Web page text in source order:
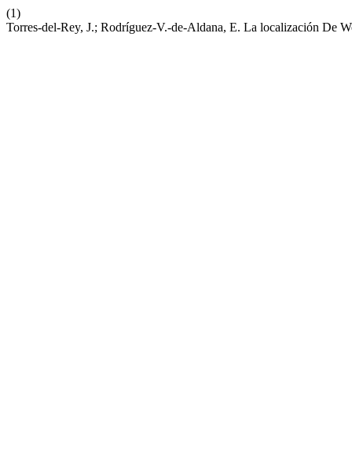
(1)
Torres-del-Rey, J.; Rodríguez-V.-de-Aldana, E. La localización De